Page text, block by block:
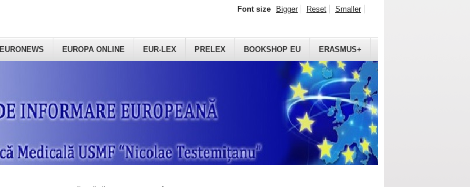
EURONEWS EUROPA ONLINE EUR-LEX PRELEX BOOKSHOP EU ERASMUS+
Font size Bigger Reset Smaller